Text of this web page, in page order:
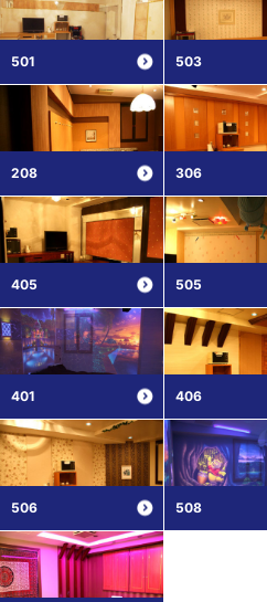
501 503
208 306
405 505
401 406
506 508